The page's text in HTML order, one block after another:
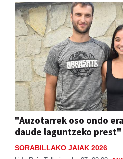
"Auzotarrek oso ondo
daude laguntzeko prest"
SORABILLAKO JAIAK 2026